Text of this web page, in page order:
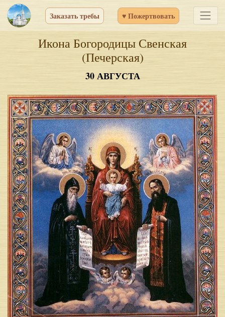
Заказать требы ♥ Пожертвовать
Икона Богородицы Свенская
(Печерская)
30 АВГУСТА